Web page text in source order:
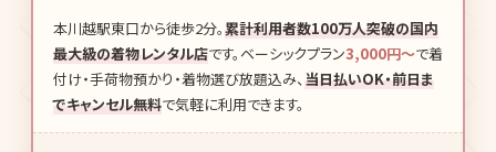
本川越駅東口から徒歩2分。累計利用者数100万人突破の国内
最大級の着物レンタル店です。ベーシックプラン3,000円〜で着
付け・手荷物預かり・着物選び放題込み、 当日払いOK・前日ま
でキャンセル無料で気軽に利用できます。